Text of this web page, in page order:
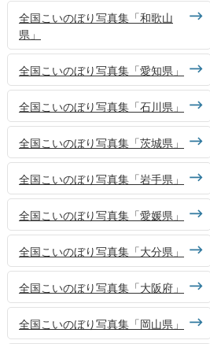
全国こいのぼり写真集「和歌山
県」
全国こいのぼり写真集「愛知県」
全国こいのぼり写真集「石川県」
全国こいのぼり写真集「茨城県」
全国こいのぼり写真集「岩手県」
全国こいのぼり写真集「愛媛県」
全国こいのぼり写真集「大分県」
全国こいのぼり写真集「大阪府」
全国こいのぼり写真集「岡山県」